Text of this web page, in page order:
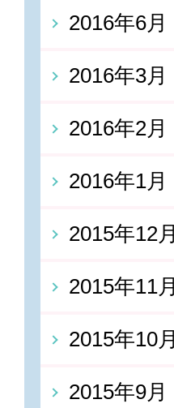
2016年6月
2016年3月
2016年2月
2016年1月
2015年12月
2015年11月
2015年10月
2015年9月